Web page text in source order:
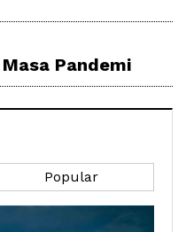
Pandemi
Popular